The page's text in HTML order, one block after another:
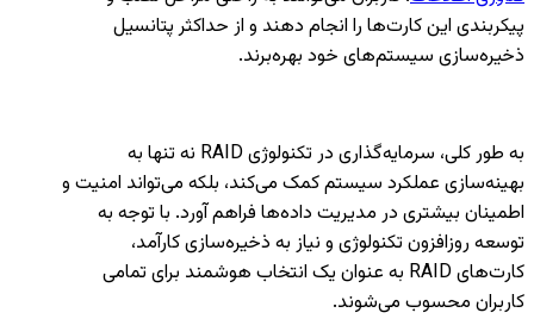
پیکربندی این کارت‌ها را انجام دهند و از حداکثر پتانسیل
ذخیره‌سازی سیستم‌های خود بهره‌برند.
به طور کلی، سرمایه‌گذاری در تکنولوژی RAID نه تنها به
بهینه‌سازی عملکرد سیستم کمک می‌کند، بلکه می‌تواند امنیت و
اطمینان بیشتری در مدیریت داده‌ها فراهم آورد. با توجه به
توسعه روزافزون تکنولوژی و نیاز به ذخیره‌سازی کارآمد،
کارت‌های RAID به عنوان یک انتخاب هوشمند برای تمامی
کاربران محسوب می‌شوند.